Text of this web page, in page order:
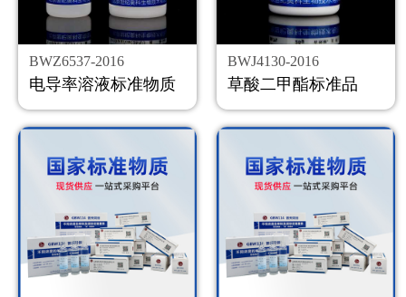
BWZ6537-2016
电导率溶液标准物质
BWJ4130-2016
草酸二甲酯标准品
会员中心
联系我们
返回主页